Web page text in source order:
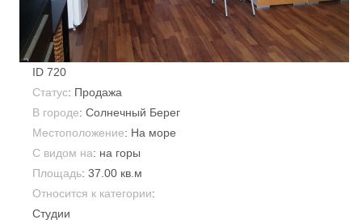
ID 720
Статус: Продажа
В городе: Солнечный Берег
Местоположение: На море
С видом на: на горы
Площадь: 37.00 кв.м
Относится к категории:
Студии